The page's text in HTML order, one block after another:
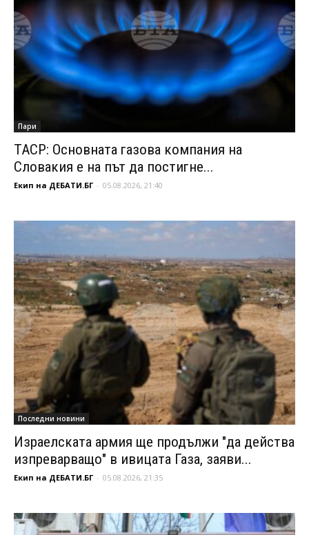
Пари
ТАСР: Основната газова компания на
Словакия е на път да постигне...
Екип на ДЕБАТИ.БГ - 05.08.2026, 21:40
Последни новини
Израелската армия ще продължи "да действа
изпреварващо" в ивицата Газа, заяви...
Екип на ДЕБАТИ.БГ - 05.08.2026, 21:35